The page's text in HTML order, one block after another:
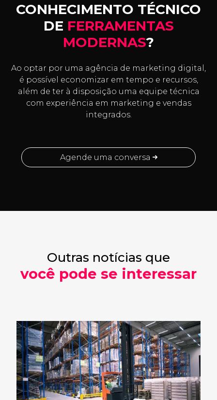
CONHECIMENTO TÉCNICO
DE FERRAMENTAS
MODERNAS?
Ao optar por uma agência de marketing digital,
é possível economizar em tempo e recursos,
além de ter à disposição uma equipe técnica
com experiência em marketing e vendas
integrados.
Agende uma conversa
Outras notícias que
você pode se interessar